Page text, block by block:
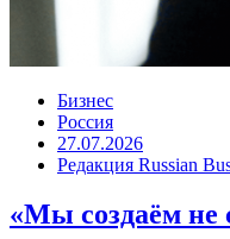
Бизнес
Россия
27.07.2026
Редакция Russian
«Мы создаём не